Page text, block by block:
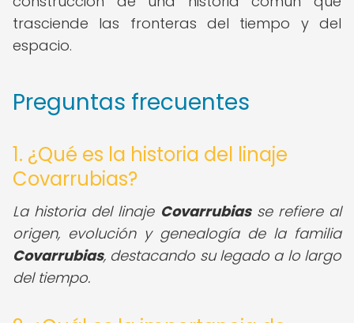
trasciende las fronteras del tiempo y del
espacio.
Preguntas frecuentes
1. ¿Qué es la historia del linaje
Covarrubias?
La historia del linaje Covarrubiasse refiere al
origen, evolución y genealogía de la familia
Covarrubias, destacando su legado a lo largo
del tiempo.